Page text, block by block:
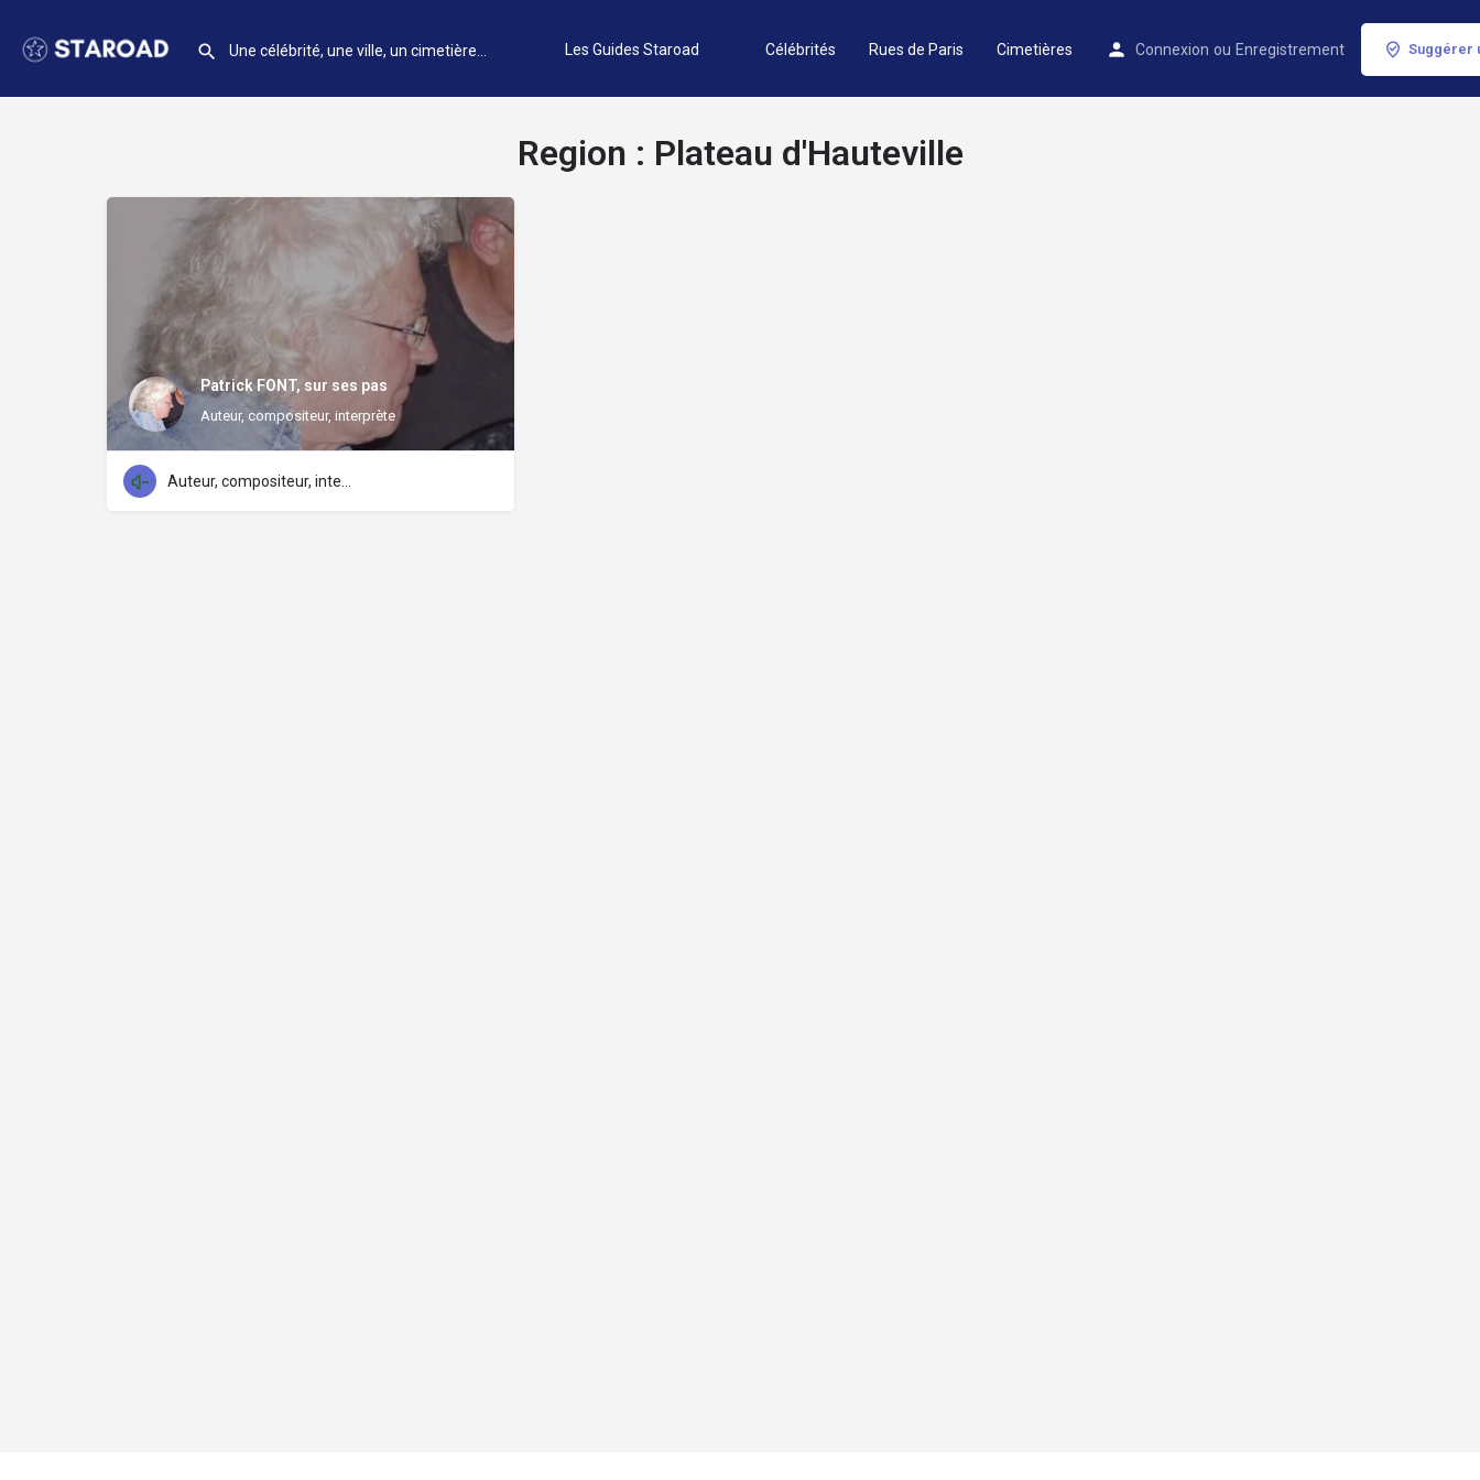
Les Guides Staroad Célébrités Rues de Paris Cimetières Connexion ou Enregistrement Suggérer
Region : Plateau d'Hauteville
Patrick FONT, sur ses pas
Auteur, compositeur, interprète